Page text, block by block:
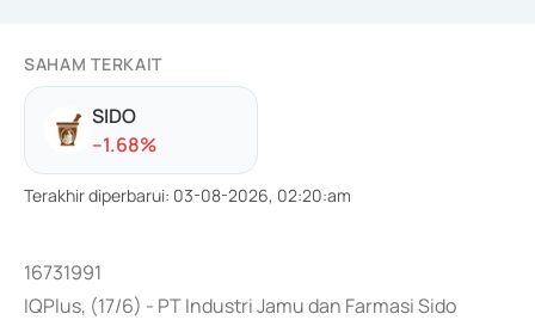
SAHAM TERKAIT
SIDO
--1.68%
Terakhir diperbarui: 03-08-2026, 02:20:am
16731991
IQPlus, (17/6) - PT Industri Jamu dan Farmasi Sido